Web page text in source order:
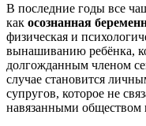
В последние годы все
как осознанная
физическая и
вынашиванию ребёнка,
долгожданным членом
случае становится
супругов, которое не
навязанными обществом